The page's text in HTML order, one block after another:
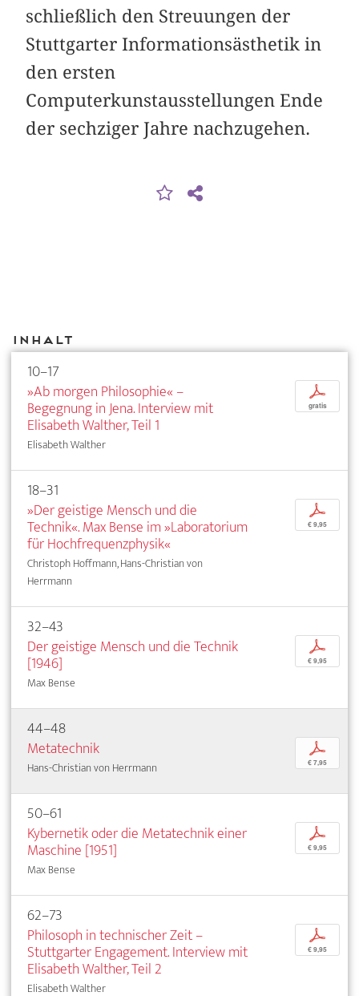
schließlich den Streuungen der
Stuttgarter Informationsästhetik in
den ersten
Computerkunstausstellungen Ende
der sechziger Jahre nachzugehen.
Inhalt
10–17
»Ab morgen Philosophie« –
Begegnung in Jena. Interview mit
Elisabeth Walther, Teil 1
Elisabeth Walther
p
gratis
18–31
»Der geistige Mensch und die
Technik«. Max Bense im »Laboratorium
für Hochfrequenzphysik«
Christoph Hoffmann, Hans-Christian von
Herrmann
p
€ 9,95
32–43
Der geistige Mensch und die Technik
[1946]
Max Bense
p
€ 9,95
44–48
Metatechnik
Hans-Christian von Herrmann
p
€ 7,95
50–61
Kybernetik oder die Metatechnik einer
Maschine [1951]
Max Bense
p
€ 9,95
62–73
Philosoph in technischer Zeit –
Stuttgarter Engagement. Interview mit
Elisabeth Walther, Teil 2
Elisabeth Walther
p
€ 9,95